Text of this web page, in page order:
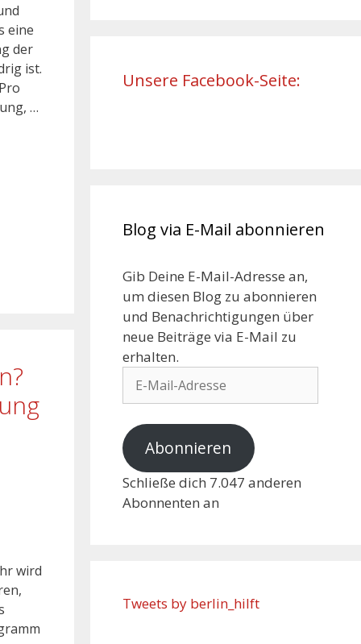
eine
der
ist.
…
wird
Unsere Facebook-Seite:
Blog via E-Mail abonnieren
Gib Deine E-Mail-Adresse an,
um diesen Blog zu abonnieren
und Benachrichtigungen über
neue Beiträge via E-Mail zu
erhalten.
Abonnieren
Schließe dich 7.047 anderen
Abonnenten an
Tweets by berlin_hilft